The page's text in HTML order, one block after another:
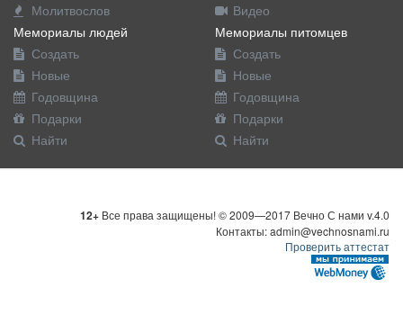
Молитвослов
Видео
Мемориалы людей
Создать
Новые
Годовщина
Подарки
Найти
Мемориалы питомцев
Создать
Новые
Годовщина
Подарки
Найти
12+ Все права защищены! © 2009—2017 Вечно С нами v.4.0
Контакты: admin@vechnosnami.ru
Проверить аттестат